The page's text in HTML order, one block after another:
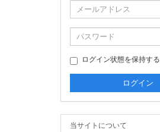
ログイン状態を保持する
当サイトについて